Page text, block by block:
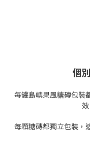
個
每罐島嶼果風糖磚包裝
每顆糖磚都獨立包裝，